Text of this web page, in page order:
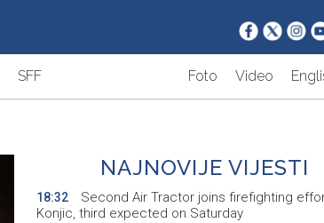
SFF Foto Video
NAJNOVIJE VIJESTI
18:32
Second Air Tractor joins firefighting
Konjic, third expected on Saturday